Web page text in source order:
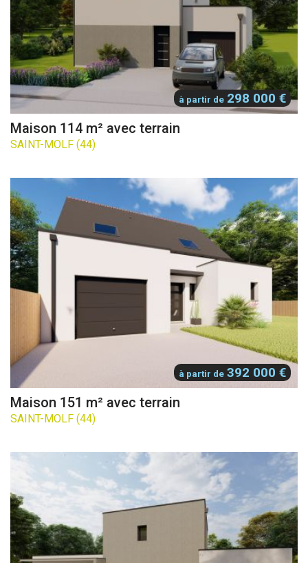
à partir de 298 000 €
Maison 114 m² avec terrain
SAINT-MOLF (44)
à partir de 392 000 €
Maison 151 m² avec terrain
SAINT-MOLF (44)